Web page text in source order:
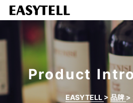
Product
EASYTELL > 品牌 >